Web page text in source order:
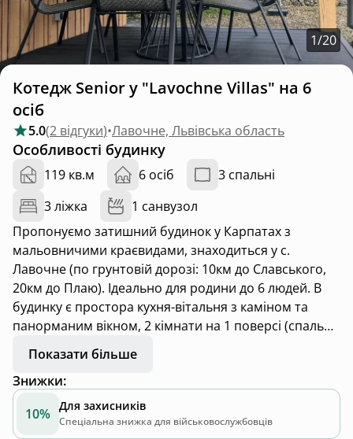
1/20
Котедж Senior у "Lavochne Villas" на 6
осіб
5.0(2 відгуки)•Лавочне, Львівська область
Особливості будинку
119 кв.м 6 осіб
3 спальні
3 ліжка
1 санвузол
Пропонуємо затишний будинок у Карпатах з
мальовничими краєвидами, знаходиться у с.
Лавочне (по грунтовій дорозі: 10км до Славського,
20км до Плаю). Ідеально для родини до 6 людей. В
будинку є простора кухня-вітальня з каміном та
панорманим вікном, 2 кімнати на 1 поверсі (спальня
і гостьова/дитяча), велике горище з двоспальним
матрасом, санвузол з підігрівом підлоги та тераса.
Площа будинку 119м2, площа тераси 12м2.
Показати більше
Знижки:
10% Для захисників
Спеціальна знижка для військовослужбовців